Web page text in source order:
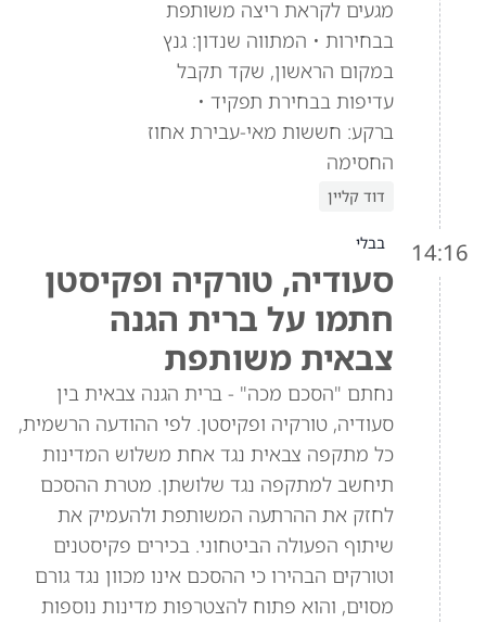
מגעים לקראת ריצה משותפת
בבחירות • המתווה שנדון: גנץ
במקום הראשון, שקד תקבל
עדיפות בבחירת תפקיד •
ברקע: חששות מאי-עבירת אחוז
החסימה
דוד קליין
14:16 בבלי
סעודיה, טורקיה ופקיסטן
חתמו על ברית הגנה
צבאית משותפת
נחתם "הסכם מכה" - ברית הגנה צבאית בין
סעודיה, טורקיה ופקיסטן. לפי ההודעה הרשמית,
כל מתקפה צבאית נגד אחת משלוש המדינות
תיחשב למתקפה נגד שלושתן. מטרת ההסכם
לחזק את ההרתעה המשותפת ולהעמיק את
שיתוף הפעולה הביטחוני. בכירים פקיסטנים
וטורקים הבהירו כי ההסכם אינו מכוון נגד גורם
מסוים, והוא פתוח להצטרפות מדינות נוספות